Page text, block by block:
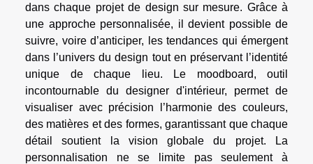
dans chaque projet de design sur mesure. Grâce à
une approche personnalisée, il devient possible de
suivre, voire d’anticiper, les tendances qui émergent
dans l’univers du design tout en préservant l’identité
unique de chaque lieu. Le moodboard, outil
incontournable du designer d'intérieur, permet de
visualiser avec précision l’harmonie des couleurs,
des matières et des formes, garantissant que chaque
détail soutient la vision globale du projet. La
personnalisation ne se limite pas seulement à